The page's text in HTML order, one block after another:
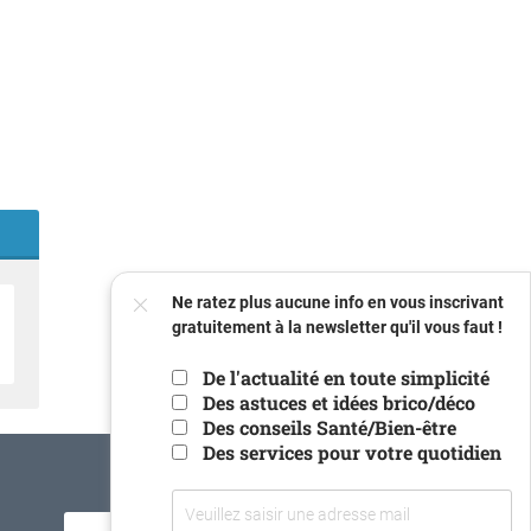
Ne ratez plus aucune info en vous inscrivant
gratuitement à la newsletter qu'il vous faut !
De l'actualité en toute simplicité
Des astuces et idées brico/déco
Des conseils Santé/Bien-être
Des services pour votre quotidien